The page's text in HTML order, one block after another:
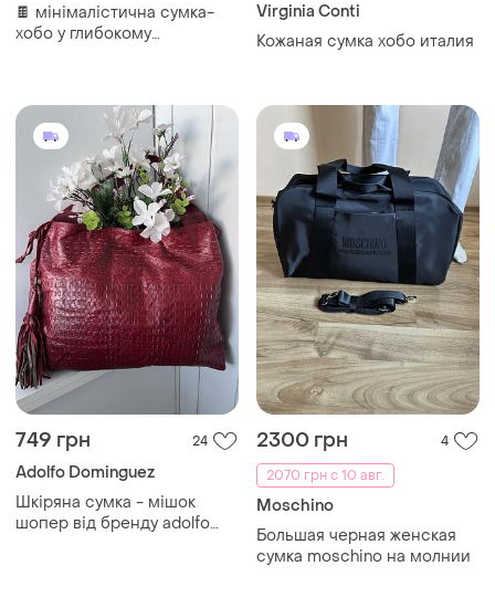
🍫 мінімалістична сумка-
хобо у глибокому
Virginia Conti
Кожаная сумка хобо италия
749 грн 24
Adolfo Dominguez
Шкіряна сумка - мішок
шопер від бренду adolfo
2300 грн
4
2070 грн с 10 авг.
Moschino
Большая черная женская
сумка moschino на молнии